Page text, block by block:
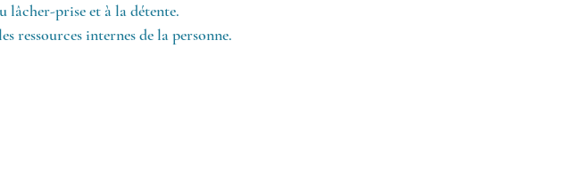
lâcher-prise et à la détente.
ressources internes de la personne.